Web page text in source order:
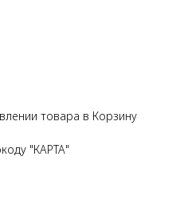
товара в Корзину
"КАРТА"